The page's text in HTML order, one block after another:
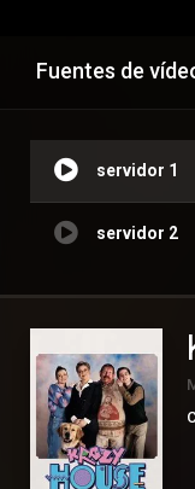
Fuentes de
servidor 1
servidor 2